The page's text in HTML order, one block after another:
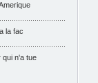
la fac
qui n'a tue